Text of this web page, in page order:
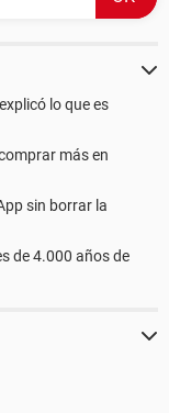
lo que es
más en
sin borrar la
de 4.000 años de